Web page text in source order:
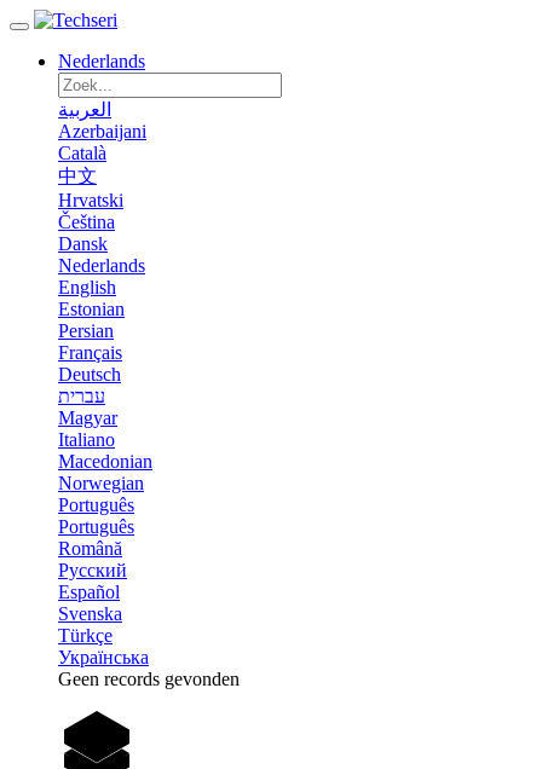
Nederlands
العربية
Azerbaijani
Català
中文
Hrvatski
Čeština
Dansk
Nederlands
English
Estonian
Persian
Français
Deutsch
עברית
Magyar
Italiano
Macedonian
Norwegian
Português
Português
Română
Русский
Español
Svenska
Türkçe
Українська
Geen records gevonden